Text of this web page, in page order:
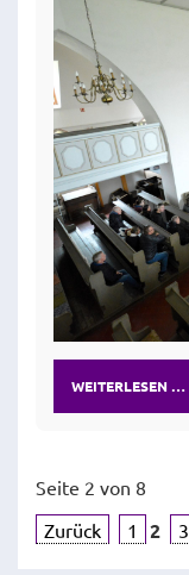
WEITERLESEN …
Seite 2 von 8
Zurück
1 2 3